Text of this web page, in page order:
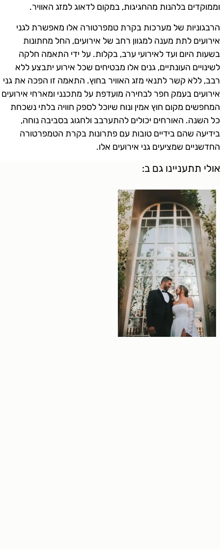
בלהנות מהחגיגות, במקום לדאוג למזג האוויר.
של מערכות בקרת טמפרטורה אלו מאפשרת לגני
לתת מענה למגוון רחב של אירועים, החל מחתונות
היום ועד לאירועי ערב, בקלות. על ידי התאמה חלקה
העונתיים, גנים אלו מבטיחים שכל אירוע יתבצע ללא
ללא קשר לתנאי מזג האוויר בחוץ. התאמה זו הפכה את גני
בעמק חפר לבחירה מועדפת על מתכנני ומארחי אירועים
מקום חוץ אמין ונוח שיוכל לספק חוויה בלתי נשכחת
השנה. האורחים יכולים להתערבב ולחגוג בסביבה נוחה,
שהם בידיים טובות עם פתרונות בקרת הטמפרטורה
שמציעים גני אירועים אלו.
תתעניינו גם ב: